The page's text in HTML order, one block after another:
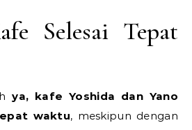
Selesai Tepat
ya, kafe Yoshida dan Yano
waktu, meskipun dengan